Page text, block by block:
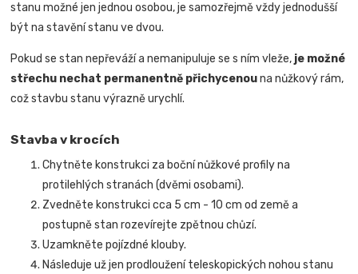
stanu možné jen jednou osobou, je samozřejmě vždy jednodušší
být na stavění stanu ve dvou.
Pokud se stan nepřeváží a nemanipuluje se s ním vleže, je možné
střechu nechat permanentně přichycenouna nůžkový rám,
což stavbu stanu výrazně urychlí.
Stavba v krocích
Chytněte konstrukci za boční nůžkové profily na
protilehlých stranách (dvěmi osobami).
Zvedněte konstrukci cca 5 cm - 10 cm od země a
postupně stan rozevírejte zpětnou chůzí.
Uzamkněte pojízdné klouby.
Následuje už jen prodloužení teleskopických nohou stanu